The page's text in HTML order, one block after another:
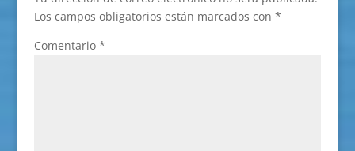
Los campos obligatorios están marcados con *
Comentario *